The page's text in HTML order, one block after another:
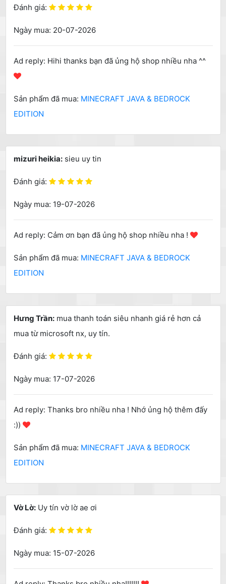
Đánh giá:
Ngày mua: 20-07-2026
Ad reply: Hihi thanks bạn đã ủng hộ shop nhiều nha ^^
Sản phẩm đã mua: MINECRAFT JAVA & BEDROCK
EDITION
mizuri heikia:sieu uy tin
Đánh giá:
Ngày mua: 19-07-2026
Ad reply: Cảm ơn bạn đã ủng hộ shop nhiều nha !
Sản phẩm đã mua: MINECRAFT JAVA & BEDROCK
EDITION
Hưng Trần:mua thanh toán siêu nhanh giá rẻ hơn cả
mua từ microsoft nx, uy tín.
Đánh giá:
Ngày mua: 17-07-2026
Ad reply: Thanks bro nhiều nha ! Nhớ ủng hộ thêm đấy
:))
Sản phẩm đã mua: MINECRAFT JAVA & BEDROCK
EDITION
Vờ Lờ:Uy tín vờ lờ ae ơi
Đánh giá:
Ngày mua: 15-07-2026